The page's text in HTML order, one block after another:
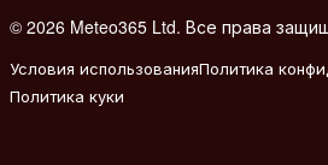
© 2026 Meteo365 Ltd. Все права
Условия использованияПолитика
Политика куки